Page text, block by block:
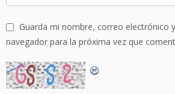
Guarda mi nombre, correo electrónico
navegador para la próxima vez que